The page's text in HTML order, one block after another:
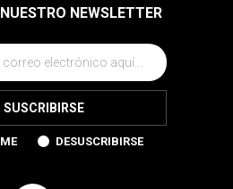
NEWSLETTER
SUSCRIBIRSE
DESUSCRIBIRSE